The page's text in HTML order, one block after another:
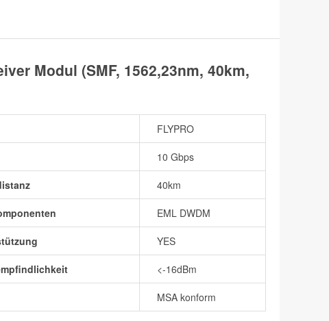
Modul (SMF, 1562,23nm, 40km,
FLYPRO
10 Gbps
40km
EML DWDM
YES
<-16dBm
MSA konform